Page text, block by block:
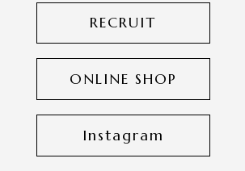
RECRUIT
ONLINE SHOP
Instagram